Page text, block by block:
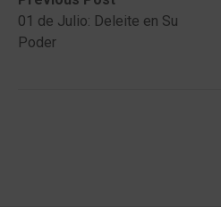
navigation
post:01 de Julio: Deleite en Su
Poder
post: